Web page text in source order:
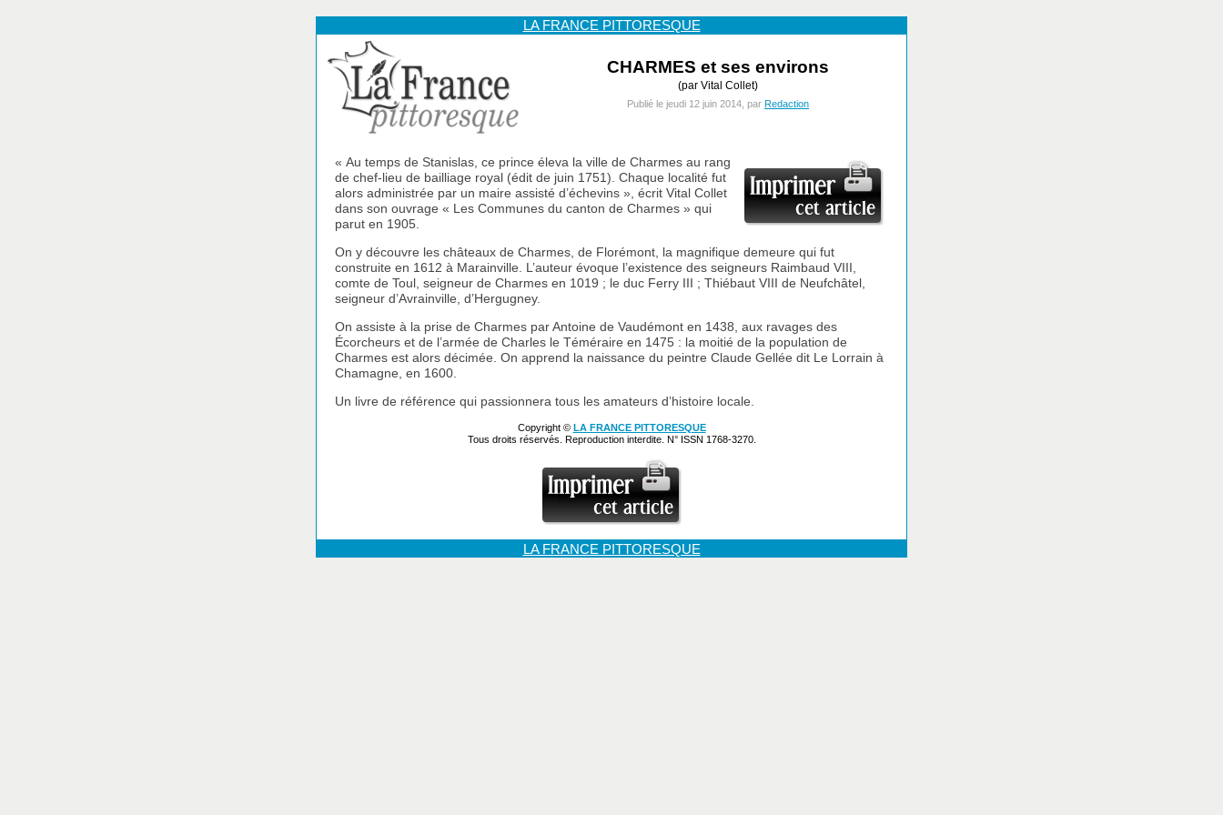
LA FRANCE PITTORESQUE
CHARMES et ses environs
(par Vital Collet)
Publié le jeudi 12 juin 2014, par Redaction
« Au temps de Stanislas, ce prince éleva la ville de Charmes au rang
de chef-lieu de bailliage royal (édit de juin 1751). Chaque localité fut
alors administrée par un maire assisté d’échevins », écrit Vital Collet
dans son ouvrage « Les Communes du canton de Charmes » qui
parut en 1905.
On y découvre les châteaux de Charmes, de Florémont, la magnifique demeure qui fut
construite en 1612 à Marainville. L’auteur évoque l’existence des seigneurs Raimbaud VIII,
comte de Toul, seigneur de Charmes en 1019 ; le duc Ferry III ; Thiébaut VIII de Neufchâtel,
seigneur d’Avrainville, d’Hergugney.
On assiste à la prise de Charmes par Antoine de Vaudémont en 1438, aux ravages des
Écorcheurs et de l’armée de Charles le Téméraire en 1475 : la moitié de la population de
Charmes est alors décimée. On apprend la naissance du peintre Claude Gellée dit Le Lorrain à
Chamagne, en 1600.
Un livre de référence qui passionnera tous les amateurs d’histoire locale.
Copyright © LA FRANCE PITTORESQUE
Tous droits réservés. Reproduction interdite. N° ISSN 1768-3270.
LA FRANCE PITTORESQUE